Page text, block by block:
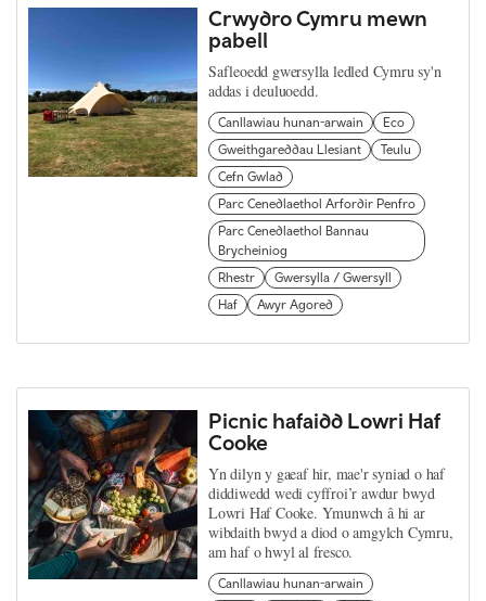
Crwydro Cymru mewn
pabell
Safleoedd gwersylla ledled Cymru sy'n
addas i deuluoedd.
Canllawiau hunan-arwain
Eco
Gweithgareddau Llesiant
Teulu
Cefn Gwlad
Parc Cenedlaethol Arfordir Penfro
Parc Cenedlaethol Bannau
Brycheiniog
Rhestr
Gwersylla / Gwersyll
Haf
Awyr Agored
Picnic hafaidd Lowri Haf
Cooke
Yn dilyn y gaeaf hir, mae'r syniad o haf
diddiwedd wedi cyffroi’r awdur bwyd
Lowri Haf Cooke. Ymunwch â hi ar
wibdaith bwyd a diod o amgylch Cymru,
am haf o hwyl al fresco.
Canllawiau hunan-arwain